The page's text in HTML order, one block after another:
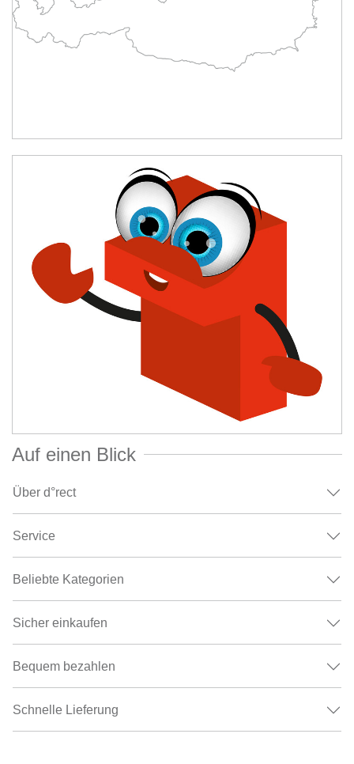
Auf einen Blick
Über d°rect
Service
Beliebte Kategorien
Sicher einkaufen
Bequem bezahlen
Schnelle Lieferung